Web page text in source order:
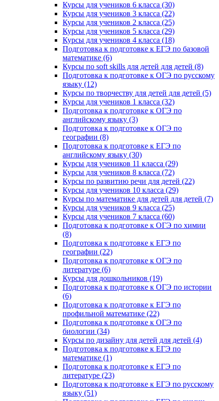
Курсы для учеников 6 класса (30)
Курсы для учеников 3 класса (22)
Курсы для учеников 2 класса (25)
Курсы для учеников 5 класса (29)
Курсы для учеников 4 класса (18)
Подготовка к подготовке к ЕГЭ по базовой
математике (6)
Курсы по soft skills для детей для детей (8)
Подготовка к подготовке к ОГЭ по русскому
языку (12)
Курсы по творчеству для детей для детей (5)
Курсы для учеников 1 класса (32)
Подготовка к подготовке к ОГЭ по
английскому языку (3)
Подготовка к подготовке к ОГЭ по
географии (8)
Подготовка к подготовке к ЕГЭ по
английскому языку (30)
Курсы для учеников 11 класса (29)
Курсы для учеников 8 класса (72)
Курсы по развитию речи для детей (22)
Курсы для учеников 10 класса (29)
Курсы по математике для детей для детей (7)
Курсы для учеников 9 класса (25)
Курсы для учеников 7 класса (60)
Подготовка к подготовке к ОГЭ по химии
(8)
Подготовка к подготовке к ЕГЭ по
географии (22)
Подготовка к подготовке к ОГЭ по
литературе (6)
Курсы для дошкольников (19)
Подготовка к подготовке к ОГЭ по истории
(6)
Подготовка к подготовке к ЕГЭ по
профильной математике (22)
Подготовка к подготовке к ОГЭ по
биологии (34)
Курсы по дизайну для детей для детей (4)
Подготовка к подготовке к ЕГЭ по
математике (1)
Подготовка к подготовке к ЕГЭ по
литературе (23)
Подготовка к подготовке к ЕГЭ по русскому
языку (51)